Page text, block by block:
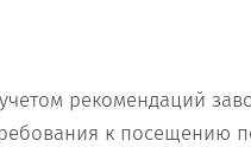
рекомендаций
к посещению